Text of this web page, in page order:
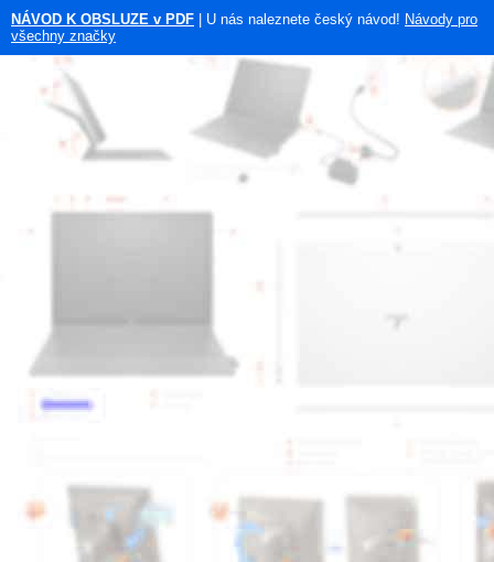
NÁVOD K OBSLUZE v PDF | U nás naleznete český návod! Návody pro
všechny značky